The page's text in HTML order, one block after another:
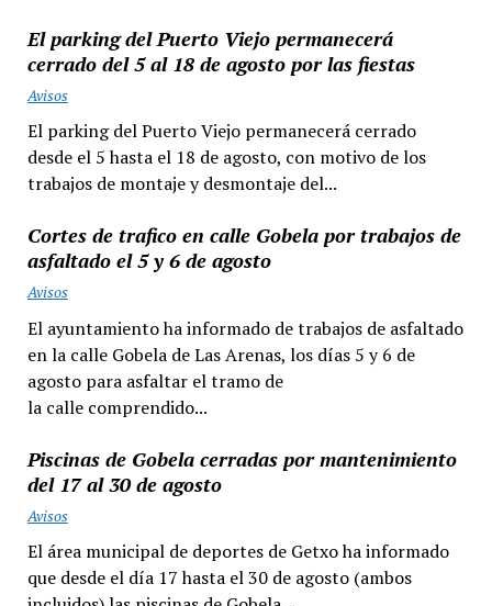
El parking del Puerto Viejo permanecerá
cerrado del 5 al 18 de agosto por las fiestas
Avisos
El parking del Puerto Viejo permanecerá cerrado
desde el 5 hasta el 18 de agosto, con motivo de los
trabajos de montaje y desmontaje del...
Cortes de trafico en calle Gobela por trabajos de
asfaltado el 5 y 6 de agosto
Avisos
El ayuntamiento ha informado de trabajos de asfaltado
en la calle Gobela de Las Arenas, los días 5 y 6 de
agosto para asfaltar el tramo de
la calle comprendido...
Piscinas de Gobela cerradas por mantenimiento
del 17 al 30 de agosto
Avisos
El área municipal de deportes de Getxo ha informado
que desde el día 17 hasta el 30 de agosto (ambos